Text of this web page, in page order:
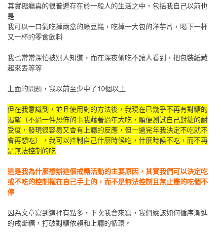
其實糖癮真的很普遍存在於一般人的生活之中，包括我自己以前也
是
我可以一口氣吃掉兩盒的綠豆糕，吃掉一大包的洋芋片，喝下一杯
又一杯的零食飲料
我也常常深怕被別人知道，而在深夜偷吃不讓人看到，把包裝紙藏
起來丟等等
上面的問題，我以前至少中了10個以上
但在我意識到，並且使用對的方法後，我現在已幾乎不再有對糖的
渴望（不過一件恐佈的事我藉著過年大吃，順便測試自己對糖的耐
受度，發現很容易又會有上癮的反應，但一過完年我決定不吃就不
會再想吃），我可以控制自己什麼時候吃，什麼時候不吃，而不再
是無法控制的吃
這是我為什麼想辦這個戒糖活動的主要原因，其實我們可以決定吃
或不吃的控制權在自己手上的，而不是無法控制且無止盡的吃個不
停
因為文章寫到這裡有點多，下次我會來寫，我們應該如何循序漸進
的戒斷糖，打破對糖依賴和上癮的循環。